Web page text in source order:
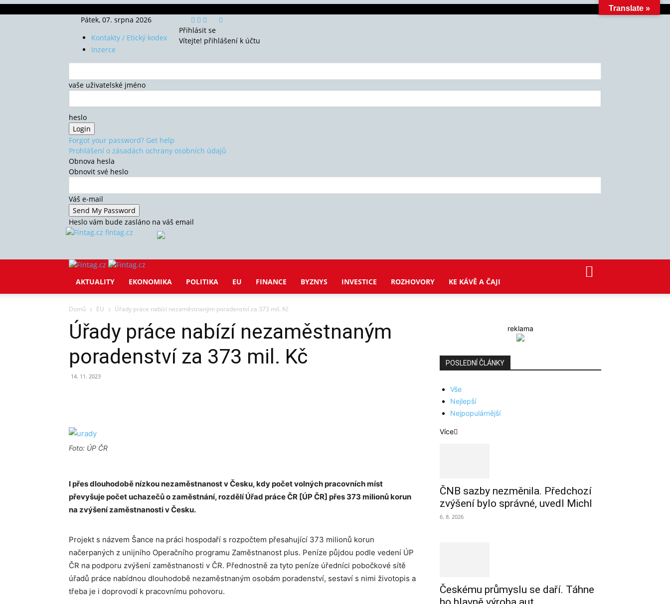
Pátek, 07. srpna 2026
Kontakty / Etický kodex
Inzerce
Přihlásit se
Vítejte! přihlášení k účtu
vaše uživatelské jméno
heslo
Forgot your password? Get help
Prohlášení o zásadách ochrany osobních údajů
Obnova hesla
Obnovit své heslo
Váš e-mail
Heslo vám bude zasláno na váš email
fintag.cz
AKTUALITY EKONOMIKA POLITIKA EU FINANCE BYZNYS INVESTICE ROZHOVORY KE KÁVĚ A ČAJI
Domů EU Úřady práce nabízí nezaměstnaným poradenství za 373 mil. Kč
Úřady práce nabízí nezaměstnaným
poradenství za 373 mil. Kč
14. 11. 2023
Foto: ÚP ČR
I přes dlouhodobě nízkou nezaměstnanost v Česku, kdy počet volných pracovních míst
převyšuje počet uchazečů o zaměstnání, rozdělí Úřad práce ČR [ÚP ČR] přes 373 milionů korun
na zvýšení zaměstnanosti v Česku.
Projekt s názvem Šance na práci hospodaří s rozpočtem přesahující 373 milionů korun
načerpaných z unijního Operačního programu Zaměstnanost plus. Peníze půjdou podle vedení ÚP
ČR na podporu zvýšení zaměstnanosti v ČR. Přednostně za tyto peníze úředníci pobočkové sítě
úřadů práce nabídnou dlouhodobě nezaměstnaným osobám poradenství, sestaví s nimi životopis a
třeba je i doprovodí k pracovnímu pohovoru.
reklama
POSLEDNÍ ČLÁNKY
Vše
Nejlepší
Nejpopulárnější
Více
ČNB sazby nezměnila. Předchozí
zvýšení bylo správné, uvedl Michl
6. 8. 2026
Českému průmyslu se daří. Táhne
Translate »